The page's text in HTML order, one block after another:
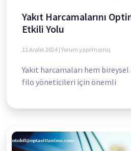
Yakıt Harcamalarını
Etkili Yolu
11 Aralık 2024 Yorum yapılmamış
Yakıt harcamaları hem
filo yöneticileri için önemli